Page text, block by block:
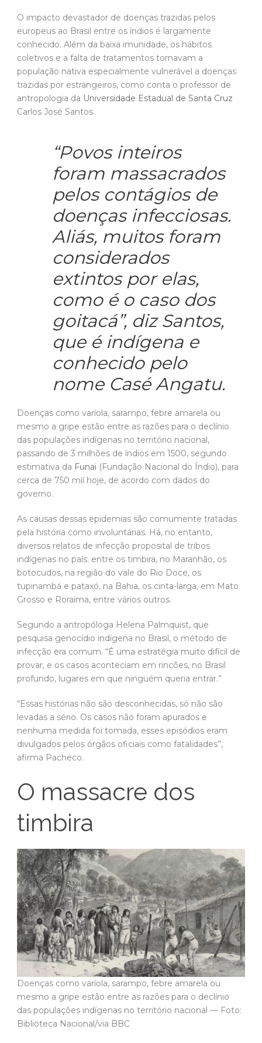
O impacto devastador de doenças trazidas pelos
europeus ao Brasil entre os índios é largamente
conhecido. Além da baixa imunidade, os hábitos
coletivos e a falta de tratamentos tornavam a
população nativa especialmente vulnerável a doenças
trazidas por estrangeiros, como conta o professor de
antropologia da Universidade Estadual de Santa Cruz
Carlos José Santos.
“Povos inteiros
foram massacrados
pelos contágios de
doenças infecciosas.
Aliás, muitos foram
considerados
extintos por elas,
como é o caso dos
goitacá”, diz Santos,
que é indígena e
conhecido pelo
nome Casé Angatu.
Doenças como varíola, sarampo, febre amarela ou
mesmo a gripe estão entre as razões para o declínio
das populações indígenas no território nacional,
passando de 3 milhões de índios em 1500, segundo
estimativa da Funai (Fundação Nacional do Índio), para
cerca de 750 mil hoje, de acordo com dados do
governo.
As causas dessas epidemias são comumente tratadas
pela história como involuntárias. Há, no entanto,
diversos relatos de infecção proposital de tribos
indígenas no país: entre os timbira, no Maranhão, os
botocudos, na região do vale do Rio Doce, os
tupinambá e pataxó, na Bahia, os cinta-larga, em Mato
Grosso e Roraima, entre vários outros.
Segundo a antropóloga Helena Palmquist, que
pesquisa genocídio indígena no Brasil, o método de
infecção era comum. “É uma estratégia muito difícil de
provar, e os casos aconteciam em rincões, no Brasil
profundo, lugares em que ninguém queria entrar.”
“Essas histórias não são desconhecidas, só não são
levadas a sério. Os casos não foram apurados e
nenhuma medida foi tomada, esses episódios eram
divulgados pelos órgãos oficiais como fatalidades”,
afirma Pacheco.
O massacre dos
timbira
Doenças como varíola, sarampo, febre amarela ou
mesmo a gripe estão entre as razões para o declínio
das populações indígenas no território nacional — Foto:
Biblioteca Nacional/via BBC